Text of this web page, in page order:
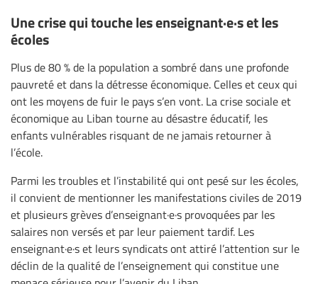
Une crise qui touche les enseignant·e·s et les
écoles
Plus de 80 % de la population a sombré dans une profonde
pauvreté et dans la détresse économique. Celles et ceux qui
ont les moyens de fuir le pays s’en vont. La crise sociale et
économique au Liban tourne au désastre éducatif, les
enfants vulnérables risquant de ne jamais retourner à
l’école.
Parmi les troubles et l’instabilité qui ont pesé sur les écoles,
il convient de mentionner les manifestations civiles de 2019
et plusieurs grèves d’enseignant·e·s provoquées par les
salaires non versés et par leur paiement tardif. Les
enseignant·e·s et leurs syndicats ont attiré l’attention sur le
déclin de la qualité de l’enseignement qui constitue une